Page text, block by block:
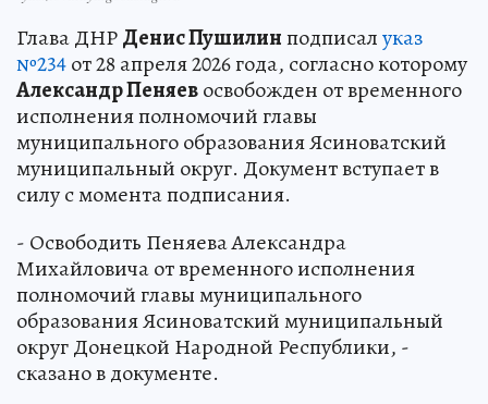
Глава ДНРДенис Пушилинподписалуказ
№234от 28 апреля 2026 года, согласно которому
Александр Пеняевосвобожден от временного
исполнения полномочий главы
муниципального образования Ясиноватский
муниципальный округ. Документ вступает в
силу с момента подписания.
- Освободить Пеняева Александра
Михайловича от временного исполнения
полномочий главы муниципального
образования Ясиноватский муниципальный
округ Донецкой Народной Республики, -
сказано в документе.